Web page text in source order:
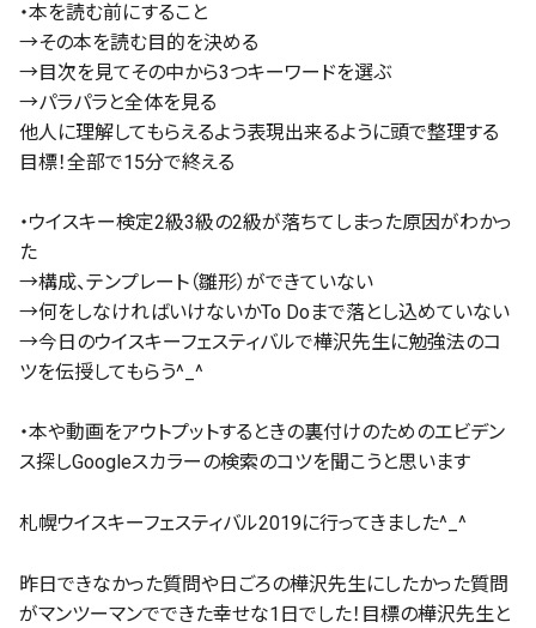
・本を読む前にすること
→その本を読む目的を決める
→目次を見てその中から3つキーワードを選ぶ
→パラパラと全体を見る
他人に理解してもらえるよう表現出来るように頭で整理する
目標！全部で15分で終える
・ウイスキー検定2級3級の2級が落ちてしまった原因がわかっ
た
→構成、テンプレート（雛形）ができていない
→何をしなければいけないかTo Doまで落とし込めていない
→今日のウイスキーフェスティバルで樺沢先生に勉強法のコ
ツを伝授してもらう^_^
・本や動画をアウトプットするときの裏付けのためのエビデン
ス探しGoogleスカラーの検索のコツを聞こうと思います
札幌ウイスキーフェスティバル2019に行ってきました^_^
昨日できなかった質問や日ごろの樺沢先生にしたかった質問
がマンツーマンでできた幸せな1日でした！目標の樺沢先生と